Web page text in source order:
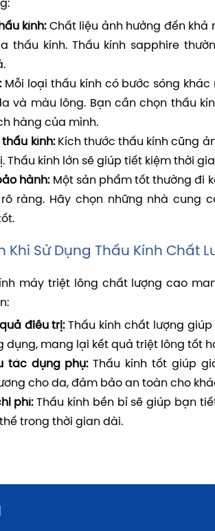
kính:Chất liệu ảnh hưởng đến khả
thấu kính. Thấu kính sapphire
Mỗi loại thấu kính có bước sóng khác
và màu lông. Bạn cần chọn thấu
hàng của mình.
kính:Kích thước thấu kính cũng
Thấu kính lớn sẽ giúp tiết kiệm thời
hành:Một sản phẩm tốt thường đi
ràng. Hãy chọn những nhà cung
Khi Sử Dụng Thấu Kính Chất
máy triệt lông chất lượng cao
điều trị:Thấu kính chất lượng
dụng, mang lại kết quả triệt lông tốt
tác dụng phụ:Thấu kính tốt giúp
cho da, đảm bảo an toàn cho
phí:Thấu kính bền bỉ sẽ giúp bạn
trong thời gian dài.